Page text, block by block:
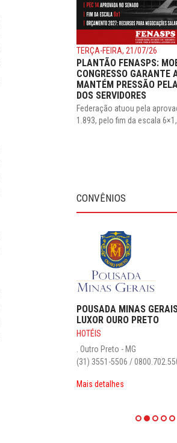
TERÇA-FEIRA, 21/07/26
PLANTÃO FENASPS:
CONGRESSO GARANTE
MANTÉM PRESSÃO
DOS SERVIDORES
Federação atuou pela
1.893, pelo fim da escala
CONVÊNIOS
POUSADA MINAS
LUXOR OURO PRETO
HOTÉIS
. Outro Preto - MG
(31) 3551-5506 /
Mais detalhes